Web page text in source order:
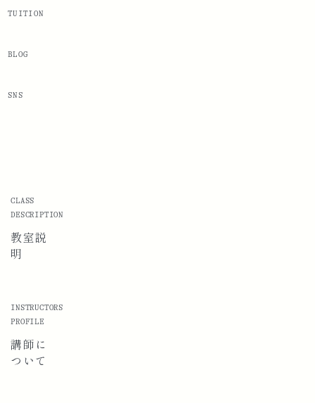
TUITION
BLOG
SNS
CLASS
DESCRIPTION
教室説
明
INSTRUCTORS
PROFILE
講師に
ついて